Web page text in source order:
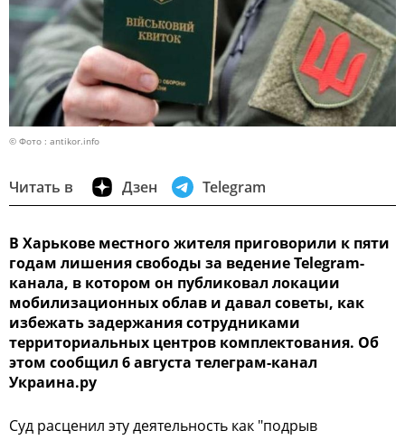
© Фото : antikor.info
Читать в Дзен Telegram
В Харькове местного жителя приговорили к пяти
годам лишения свободы за ведение Telegram-
канала, в котором он публиковал локации
мобилизационных облав и давал советы, как
избежать задержания сотрудниками
территориальных центров комплектования. Об
этом сообщил 6 августа телеграм-канал
Украина.ру
Суд расценил эту деятельность как "подрыв